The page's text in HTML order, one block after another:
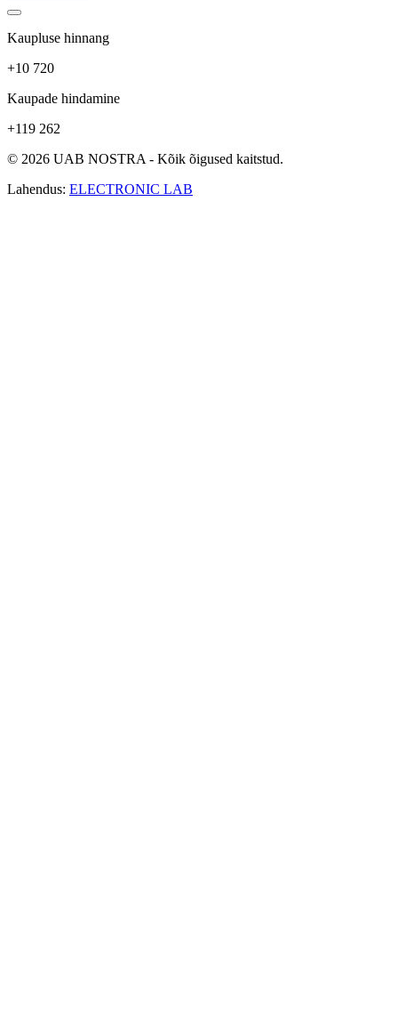
Kaupluse hinnang
+10 720
Kaupade hindamine
+119 262
© 2026 UAB NOSTRA - Kõik õigused kaitstud.
Lahendus: ELECTRONIC LAB